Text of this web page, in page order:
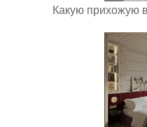
Какую прихожую